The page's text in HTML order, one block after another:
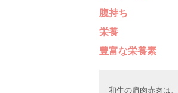
腹持ち
栄養
豊富な栄養素
和牛の肩肉赤肉は、